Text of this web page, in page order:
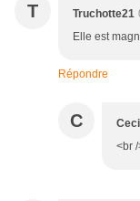
T Truchotte21
Elle est
Répondre
C
<br